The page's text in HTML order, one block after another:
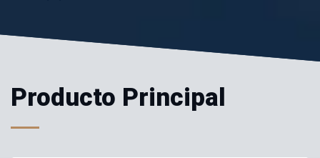
Producto Principal